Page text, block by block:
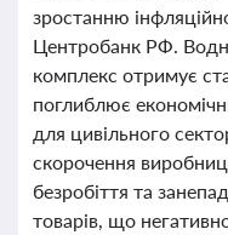
зростанню
Центробанк РФ.
комплекс отримує
поглиблює
для цивільного
скорочення
безробіття та
товарів, що